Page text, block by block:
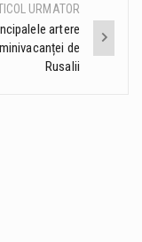
URMATOR
artere
de
Rusalii